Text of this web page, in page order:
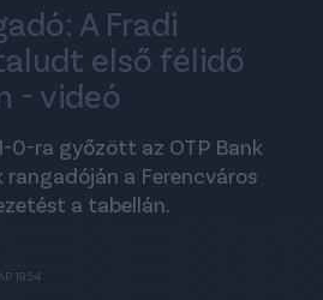
A Fradi
első félidő
- videó
0-ra győzött az OTP Bank
rangadóján a Ferencváros
a tabellán.
19:54